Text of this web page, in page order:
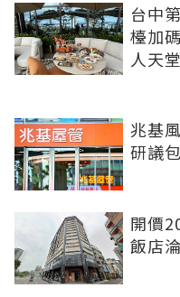
台中
檯加
人天堂
兆基
研議
開價
飯店